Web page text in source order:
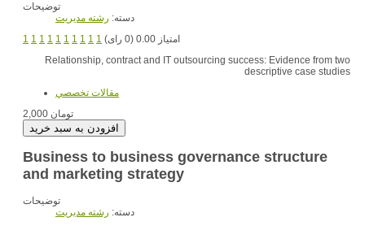
توضیحات
دسته: رشته مديريت
1 1 1 1 1 1 1 1 1 1
امتیاز 0.00 (0 رای)
Relationship, contract and IT outsourcing success: Evidence from two
descriptive case studies
مقالات تخصصي
2,000 تومان
Business to business governance structure
and marketing strategy
توضیحات
دسته: رشته مديريت